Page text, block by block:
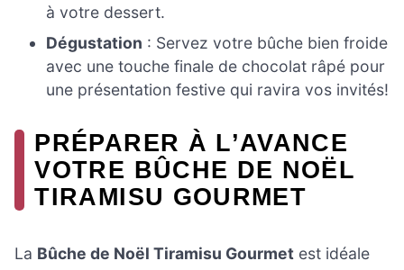
à votre dessert.
Dégustation : Servez votre bûche bien froide
avec une touche finale de chocolat râpé pour
une présentation festive qui ravira vos invités!
PRÉPARER À L’AVANCE
VOTRE BÛCHE DE NOËL
TIRAMISU GOURMET
La Bûche de Noël Tiramisu Gourmet est idéale